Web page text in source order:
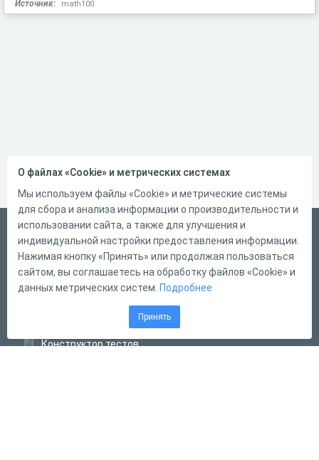
Источник: math100
Русский
Справка
Форма обратной связи
Конструктор тестов
О файлах «Cookie» и метрических системах
Мы используем файлы «Cookie» и метрические системы
для сбора и анализа информации о производительности и
использовании сайта, а также для улучшения и
индивидуальной настройки предоставления информации.
Нажимая кнопку «Принять» или продолжая пользоваться
сайтом, вы соглашаетесь на обработку файлов «Cookie» и
данных метрических систем. Подробнее
Принять